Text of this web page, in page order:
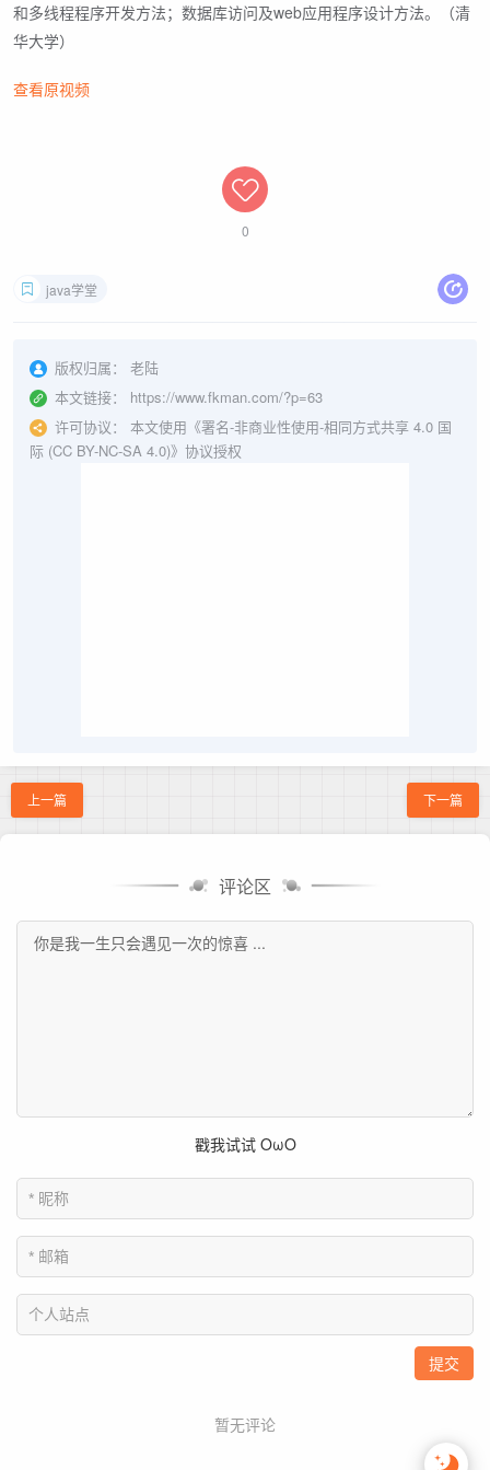
和多线程程序开发方法；数据库访问及web应用程序设计方法。（清
华大学）
查看原视频
0
java学堂
版权归属：
老陆
本文链接：
https://www.fkman.com/?p=63
许可协议：
本文使用《署名-非商业性使用-相同方式共享 4.0 国
际 (CC BY-NC-SA 4.0)》协议授权
上一篇 下一篇
评论区